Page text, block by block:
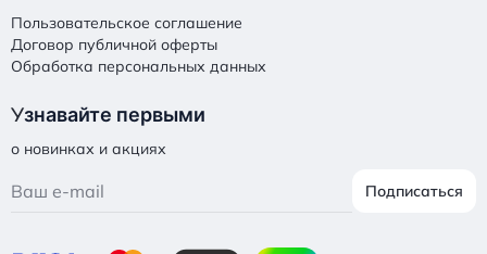
Пользовательское соглашение
Договор публичной оферты
Обработка персональных данных
Узнавайте первыми
о новинках и акциях
Подписаться